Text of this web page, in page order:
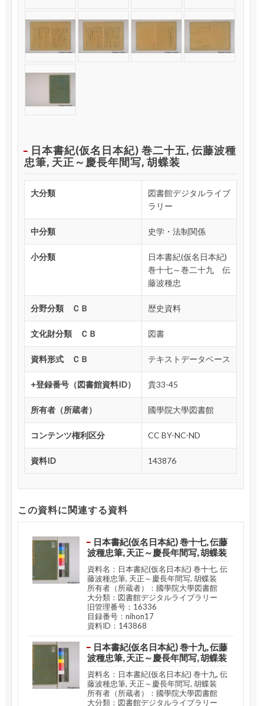
日本書紀(仮名日本紀) 巻二十五, 伝藤波種
忠筆, 天正～慶長年間写, 胡蝶装
大分類
図書館デジタルライブ
ラリー
中分類 史学・法制関係
小分類
日本書紀(仮名日本紀)
巻十七～巻二十九 伝
藤波種忠
分野分類 ＣＢ 歴史資料
文化財分類 ＣＢ 図書
資料形式 ＣＢ テキストデータベース
+登録番号（図書館資料ID） 貴33-45
所有者（所蔵者） 國學院大學図書館
コンテンツ権利区分 CC BY-NC-ND
資料ID 143876
この資料に関連する資料
日本書紀(仮名日本紀) 巻十七, 伝藤
波種忠筆, 天正～慶長年間写, 胡蝶装
資料名：日本書紀(仮名日本紀) 巻十七, 伝
藤波種忠筆, 天正～慶長年間写, 胡蝶装
所有者（所蔵者）：國學院大學図書館
大分類：図書館デジタルライブラリー
旧管理番号：16336
目録番号：nihon17
資料ID：143868
日本書紀(仮名日本紀) 巻十九, 伝藤
波種忠筆, 天正～慶長年間写, 胡蝶装
資料名：日本書紀(仮名日本紀) 巻十九, 伝
藤波種忠筆, 天正～慶長年間写, 胡蝶装
所有者（所蔵者）：國學院大學図書館
大分類：図書館デジタルライブラリー